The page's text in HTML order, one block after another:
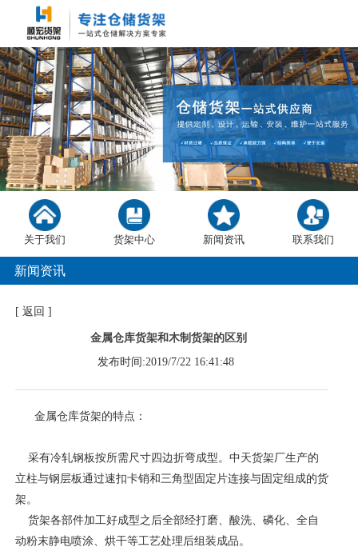
关于我们 货架中心 新闻资讯 联系我们
新闻资讯
[ 返回 ]
金属仓库货架和木制货架的区别
发布时间:2019/7/22 16:41:48
金属仓库货架的特点：
采有冷轧钢板按所需尺寸四边折弯成型。中天货架厂生产的
立柱与钢层板通过速扣卡销和三角型固定片连接与固定组成的货
架。
货架各部件加工好成型之后全部经打磨、酸洗、磷化、全自
动粉末静电喷涂、烘干等工艺处理后组装成品。